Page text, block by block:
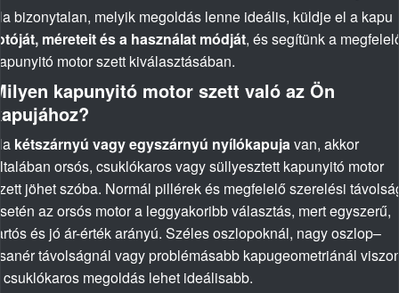
bizonytalan, melyik megoldás lenne ideális, küldje el a kapu
méreteit és a használat módját, és segítünk a
motor szett kiválasztásában.
kapunyitó motor szett való az Ön
kétszárnyú vagy egyszárnyú nyílókapujavan, akkor
orsós, csuklókaros vagy süllyesztett kapunyitó motor
jöhet szóba. Normál pillérek és megfelelő szerelési
az orsós motor a leggyakoribb választás, mert egyszerű,
és jó ár-érték arányú. Széles oszlopoknál, nagy oszlop–
távolságnál vagy problémásabb kapugeometriánál
csuklókaros megoldás lehet ideálisabb.